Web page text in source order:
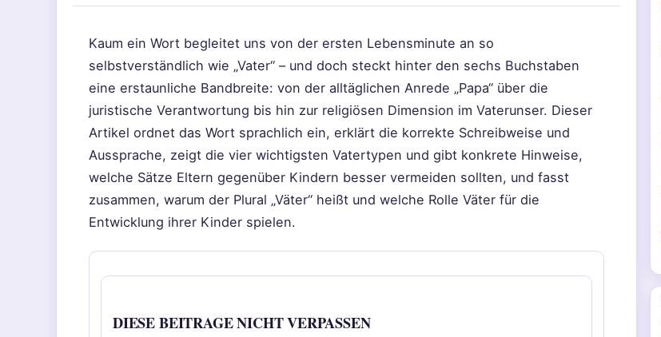
Kaum ein Wort begleitet uns von der ersten Lebensminute an so
selbstverständlich wie „Vater“ – und doch steckt hinter den sechs Buchstaben
eine erstaunliche Bandbreite: von der alltäglichen Anrede „Papa“ über die
juristische Verantwortung bis hin zur religiösen Dimension im Vaterunser. Dieser
Artikel ordnet das Wort sprachlich ein, erklärt die korrekte Schreibweise und
Aussprache, zeigt die vier wichtigsten Vatertypen und gibt konkrete Hinweise,
welche Sätze Eltern gegenüber Kindern besser vermeiden sollten, und fasst
zusammen, warum der Plural „Väter“ heißt und welche Rolle Väter für die
Entwicklung ihrer Kinder spielen.
DIESE BEITRAGE NICHT VERPASSEN